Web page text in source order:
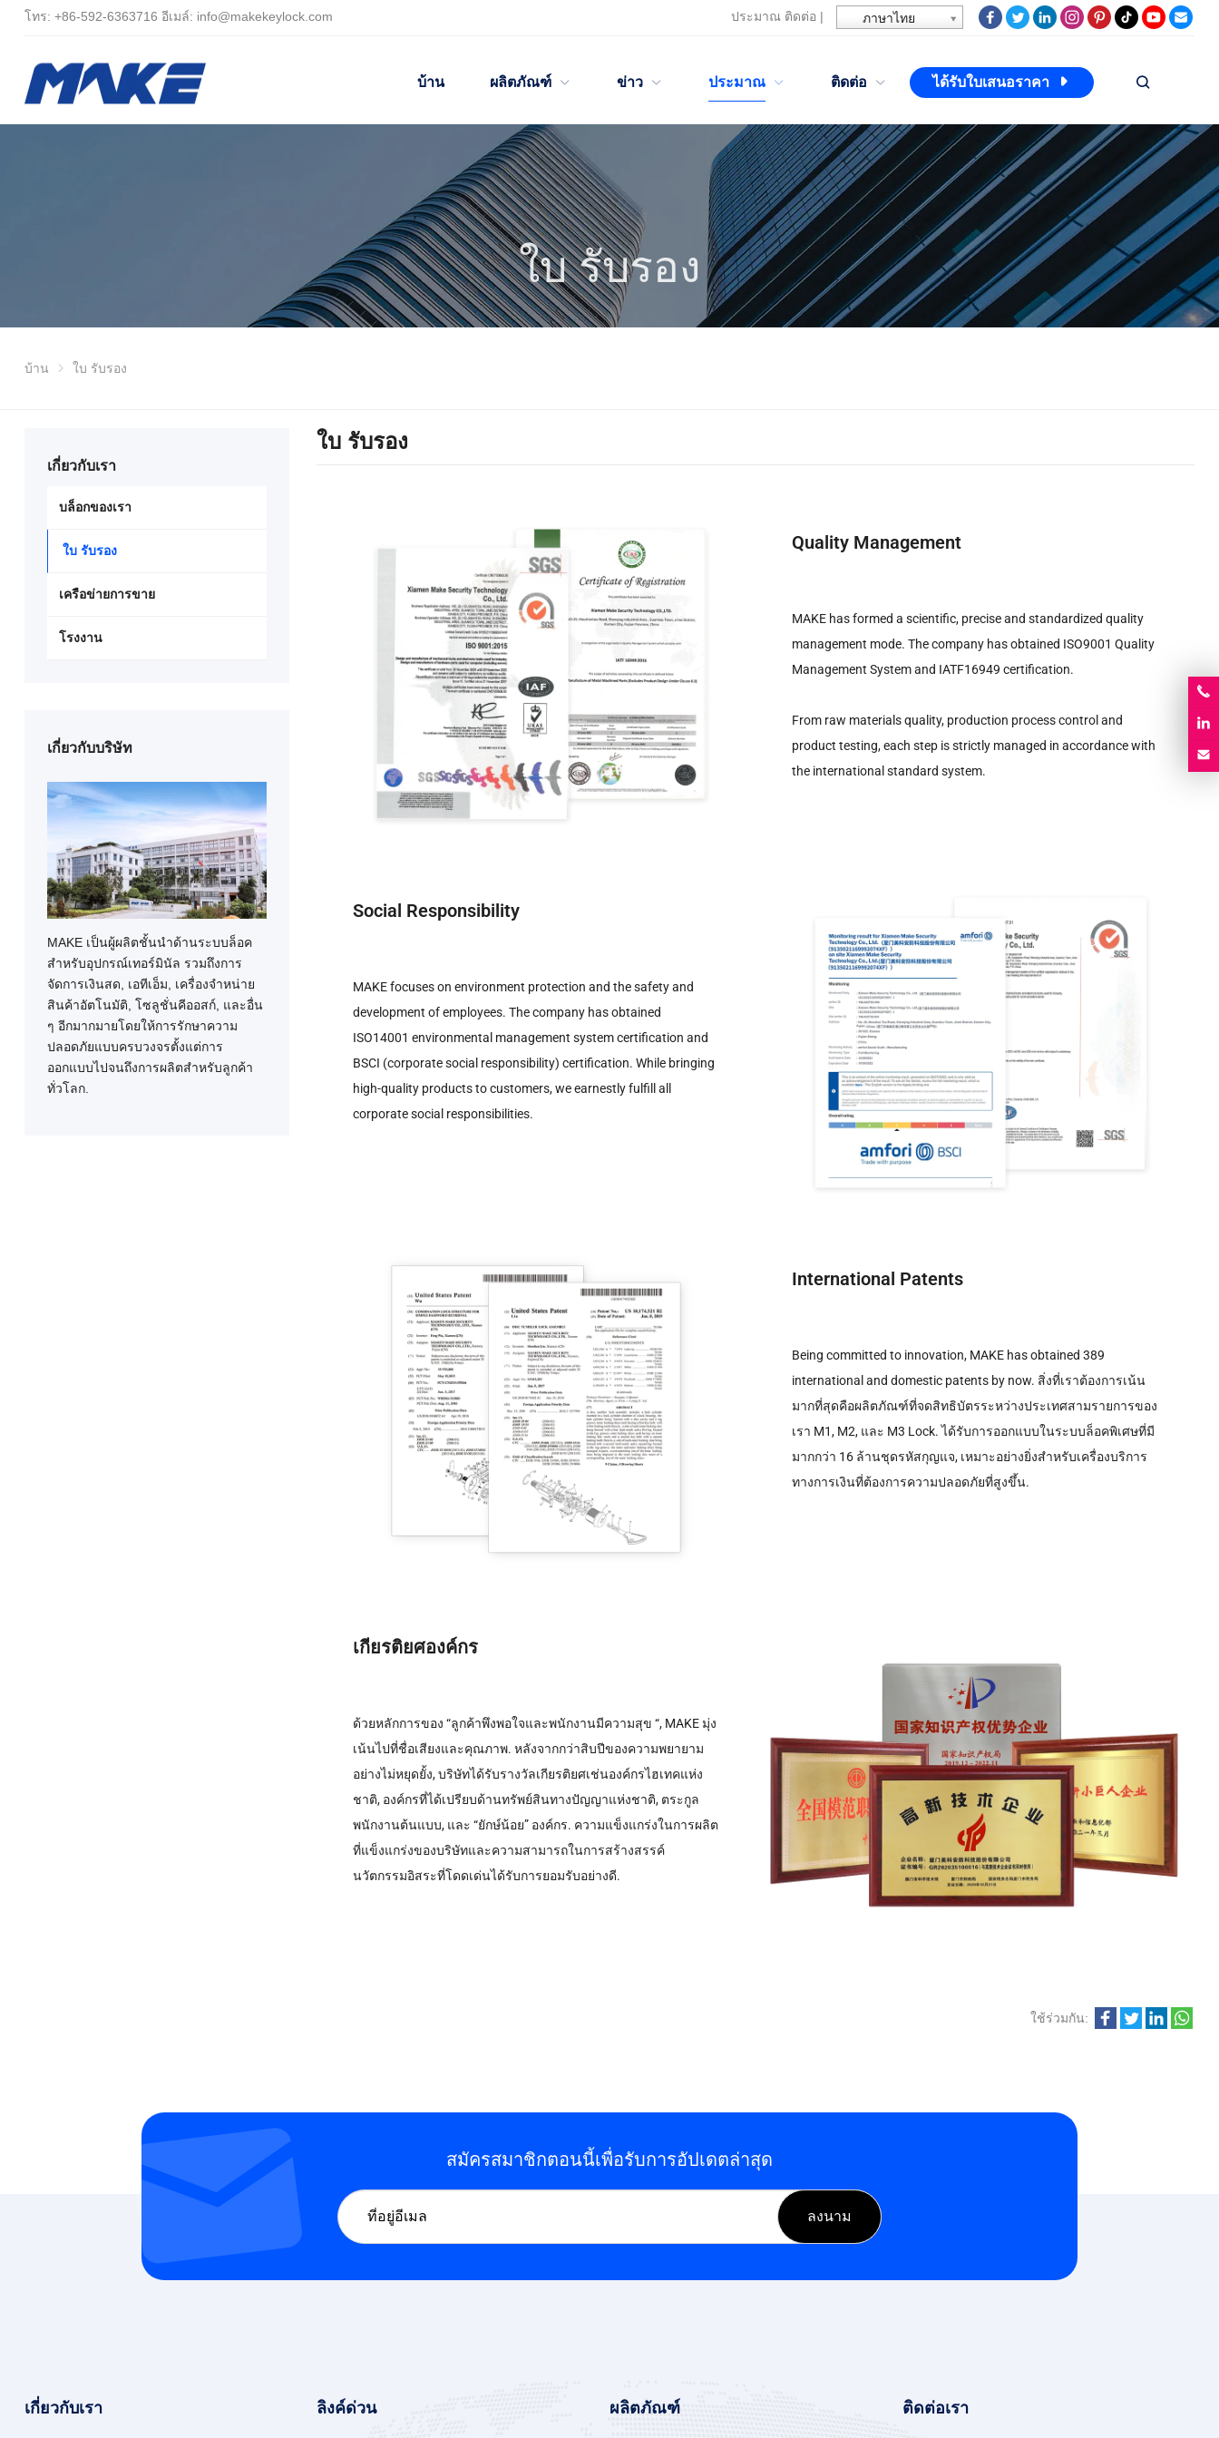
โทร: +86-592-6363716 อีเมล์: info@makekeylock.com ประมาณ ติดต่อ | ภาษาไทย
บ้าน ผลิตภัณฑ์ ข่าว ประมาณ ติดต่อ ได้รับใบเสนอราคา
ใบ รับรอง
บ้าน ใบ รับรอง
ใบ รับรอง
Quality Management
MAKE has formed a scientific, precise and standardized quality
management mode.The company has obtained ISO9001 Quality
Management System and IATF16949 certification.
From raw materials quality, production process control and
product testing,each step is strictly managed in accordance with
the international standard system.
Social Responsibility
MAKE focuses on environment protection and the safety and
development of employees.The company has obtained
ISO14001 environmental management system certification and
BSCI (corporate social responsibility)certification.While bringing
high-quality products to customers,we earnestly fulfill all
corporate social responsibilities.
International Patents
Being committed to innovation, MAKE has obtained 389
international and domestic patents by now. สิ่งที่เราต้องการเน้น
มากที่สุดคือผลิตภัณฑ์ที่จดสิทธิบัตรระหว่างประเทศสามรายการของ
เรา M1, M2, และ M3 Lock. ได้รับการออกแบบในระบบล็อคพิเศษที่มี
มากกว่า 16 ล้านชุดรหัสกุญแจ, เหมาะอย่างยิ่งสําหรับเครื่องบริการ
ทางการเงินที่ต้องการความปลอดภัยที่สูงขึ้น.
เกียรติยศองค์กร
ด้วยหลักการของ “ลูกค้าพึงพอใจและพนักงานมีความสุข “, MAKE มุ่ง
เน้นไปที่ชื่อเสียงและคุณภาพ. หลังจากกว่าสิบปีของความพยายาม
อย่างไม่หยุดยั้ง, บริษัทได้รับรางวัลเกียรติยศเช่นองค์กรไฮเทคแห่ง
ชาติ, องค์กรที่ได้เปรียบด้านทรัพย์สินทางปัญญาแห่งชาติ, ตระกูล
พนักงานต้นแบบ, และ “ยักษ์น้อย” องค์กร. ความแข็งแกร่งในการผลิต
ที่แข็งแกร่งของบริษัทและความสามารถในการสร้างสรรค์
นวัตกรรมอิสระที่โดดเด่นได้รับการยอมรับอย่างดี.
ใช้ร่วมกัน:
เกี่ยวกับเรา
บล็อกของเรา
ใบ รับรอง
เครือข่ายการขาย
โรงงาน
เกี่ยวกับบริษัท
MAKE เป็นผู้ผลิตชั้นนําด้านระบบล็อค
สําหรับอุปกรณ์เทอร์มินัล รวมถึงการ
จัดการเงินสด, เอทีเอ็ม, เครื่องจำหน่าย
สินค้าอัตโนมัติ, โซลูชั่นคีออสก์, และอื่น
ๆ อีกมากมายโดยให้การรักษาความ
ปลอดภัยแบบครบวงจรตั้งแต่การ
ออกแบบไปจนถึงการผลิตสําหรับลูกค้า
ทั่วโลก.
สมัครสมาชิกตอนนี้เพื่อรับการอัปเดตล่าสุด
เกี่ยวกับเรา ลิงค์ด่วน ผลิตภัณฑ์ ติดต่อเรา